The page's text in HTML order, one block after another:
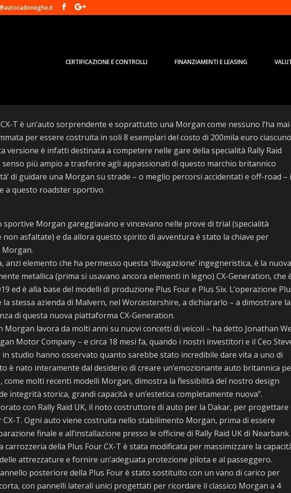
CERTIFICAZIONE E CONTROLLI FINANZIAMENTI E LEASING
T è un’auto sorprendente e soprattutto una Morgan come nessuno l’ha mai
per essere costruita in soli 8 esemplari del costo di 200mila euro ciascuno
versione è infatti destinata a competere nelle gare della specialità Rally Raid
senso più ampio a trasferire agli appassionati di questo marchio britannico
di guidare una Morgan su strade – o meglio percorsi accidentati e off-road –
a questo roadster sportivo.
sportive Morgan gareggiavano e vincevano nelle prove di trial (specialità
asfaltate) e da allora questo spirito di avventura è stato la chiave per
Morgan.
elemento che ha permesso questa ‘divagazione’ ingegneristica, è la nuova
metallica (prima si usavano ancora elementi in legno) CX-Generation, che
ed è alla base del modelli di produzione Plus Four e Plus Six. L’operazione
la stessa azienda di Malvern, nel Worcestershire, a dichiararlo – a dimostrare la
di questa nuova piattaforma CX-Generation.
Morgan lavora da molti anni su nuovi concetti di veicoli – ha detto Jonathan
Motor Company – e circa 18 mesi fa, quando i nostri investitori e il Ceo
studio hanno osservato quanto sarebbe stato incredibile dare vita a uno di
è nato interamente dal desiderio di creare un’emozionante auto britannica
come molti recenti modelli Morgan, dimostra la flessibilità del nostro design
integrità storica, grandi capacità e un’estetica completamente nuova”.
con Rally Raid UK, il noto costruttore di auto per la Dakar, per progettare
CX-T. Ogni auto viene costruita nello stabilimento Morgan, prima di essere
finale e all’installazione presso le officine di Rally Raid UK di Nearbank
carrozzeria della Plus Four CX-T è stata modificata per massimizzare la
attrezzature e fornire un’adeguata protezione pilota e al passeggero.
posteriore della Plus Four è stato sostituito con un vano di carico per
con pannelli laterali unici progettati per ricordare il classico Morgan a 4